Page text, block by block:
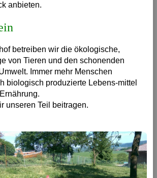
anbieten.
betreiben wir die ökologische,
von Tieren und den schonenden
Immer mehr Menschen
biologisch produzierte Lebens-mittel
unseren Teil beitragen.